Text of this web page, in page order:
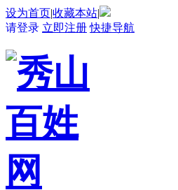
设为首页|收藏本站|
请登录 立即注册 快捷导航